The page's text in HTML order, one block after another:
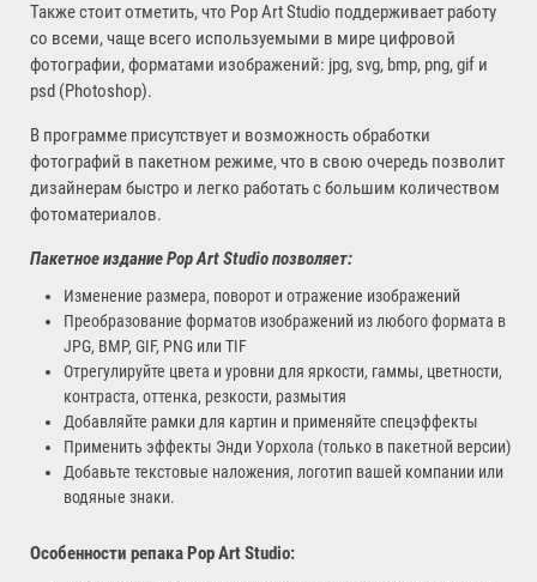
Также стоит отметить, что Pop Art Studio поддерживает работу
со всеми, чаще всего используемыми в мире цифровой
фотографии, форматами изображений: jpg, svg, bmp, png, gif и
psd (Photoshop).
В программе присутствует и возможность обработки
фотографий в пакетном режиме, что в свою очередь позволит
дизайнерам быстро и легко работать с большим количеством
фотоматериалов.
Пакетное издание Pop Art Studio позволяет:
Изменение размера, поворот и отражение изображений
Преобразование форматов изображений из любого формата в
JPG, BMP, GIF, PNG или TIF
Отрегулируйте цвета и уровни для яркости, гаммы, цветности,
контраста, оттенка, резкости, размытия
Добавляйте рамки для картин и применяйте спецэффекты
Применить эффекты Энди Уорхола (только в пакетной версии)
Добавьте текстовые наложения, логотип вашей компании или
водяные знаки.
Особенности репакаPop Art Studio: